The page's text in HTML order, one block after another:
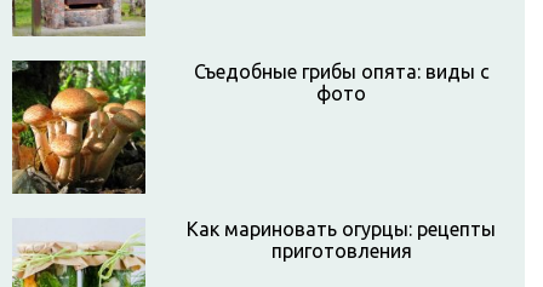
Съедобные грибы опята: виды с
фото
Как мариновать огурцы: рецепты
приготовления